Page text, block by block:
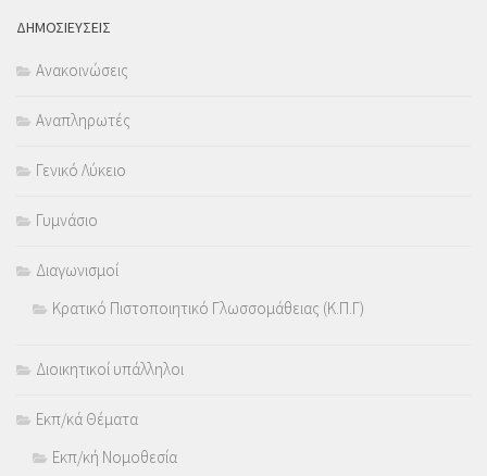
ΔΗΜΟΣΙΕΥΣΕΙΣ
Ανακοινώσεις
Αναπληρωτές
Γενικό Λύκειο
Γυμνάσιο
Διαγωνισμοί
Κρατικό Πιστοποιητικό Γλωσσομάθειας (Κ.Π.Γ)
Διοικητικοί υπάλληλοι
Εκπ/κά Θέματα
Εκπ/κή Νομοθεσία